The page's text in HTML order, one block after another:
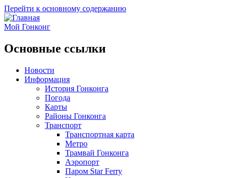
Перейти к основному содержанию
Мой Гонконг
Основные ссылки
Новости
Информация
История Гонконга
Погода
Карты
Районы Гонконга
Транспорт
Транспортная карта
Метро
Трамвай Гонконга
Аэропорт
Паром Star Ferry